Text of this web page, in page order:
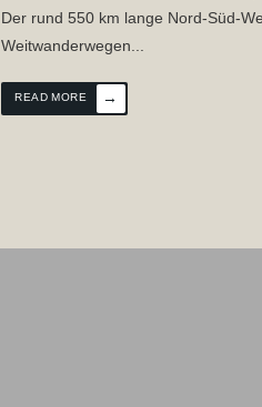
Der rund 550 km lange Nord-Süd-
Weitwanderwegen
READ MORE →